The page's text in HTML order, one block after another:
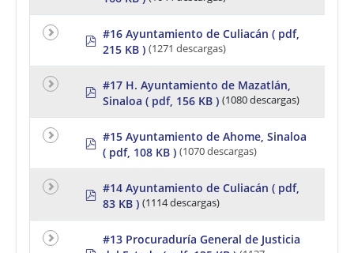
f
p
f
#16 Ayuntamiento de Culiacán ( pdf,
215 KB ) (1271 descargas)
p
f
#17 H. Ayuntamiento de Mazatlán,
Sinaloa ( pdf, 156 KB ) (1080 descargas)
p
f
#15 Ayuntamiento de Ahome, Sinaloa
( pdf, 108 KB ) (1070 descargas)
p
f
#14 Ayuntamiento de Culiacán ( pdf,
83 KB ) (1114 descargas)
#13 Procuraduría General de Justicia